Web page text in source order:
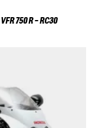
VFR 750 R - RC30